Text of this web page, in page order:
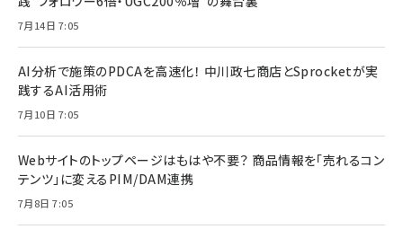
7月14日 7:05
AI分析で施策のPDCAを高速化！ 中川政七商店とSprocketが実
践するAI活用術
7月10日 7:05
Webサイトのトップページはもはや不要？ 商品情報を「売れるコン
テンツ」に変えるPIM/DAM連携
7月8日 7:05